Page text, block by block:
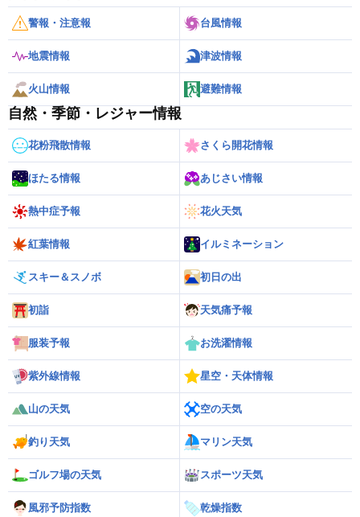
警報・注意報 台風情報
地震情報 津波情報
火山情報 避難情報
自然・季節・レジャー情報
花粉飛散情報 さくら開花情報
ほたる情報 あじさい情報
熱中症予報 花火天気
紅葉情報 イルミネーション
スキー＆スノボ 初日の出
初詣 天気痛予報
服装予報 お洗濯情報
紫外線情報 星空・天体情報
山の天気 空の天気
釣り天気 マリン天気
ゴルフ場の天気 スポーツ天気
風邪予防指数 乾燥指数